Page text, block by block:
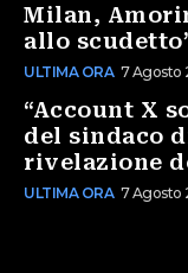
Milan,
allo
ULTIMA ORA 7 Agosto
“Account X
del sindaco
rivelazione
ULTIMA ORA 7 Agosto